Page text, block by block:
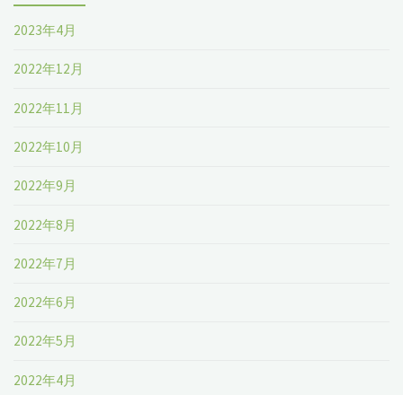
2023年4月
2022年12月
2022年11月
2022年10月
2022年9月
2022年8月
2022年7月
2022年6月
2022年5月
2022年4月